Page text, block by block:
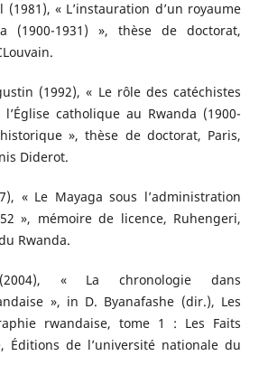
(1981), « L’instauration d’un royaume
(1900-1931) », thèse de doctorat,
(1992), « Le rôle des catéchistes
catholique au Rwanda (1900-
», thèse de doctorat, Paris,
Diderot.
« Le Mayaga sous l’administration
», mémoire de licence, Ruhengeri,
Rwanda.
« La chronologie dans
», in D. Byanafashe (dir.), Les
rwandaise, tome 1 : Les Faits
Éditions de l’université nationale du